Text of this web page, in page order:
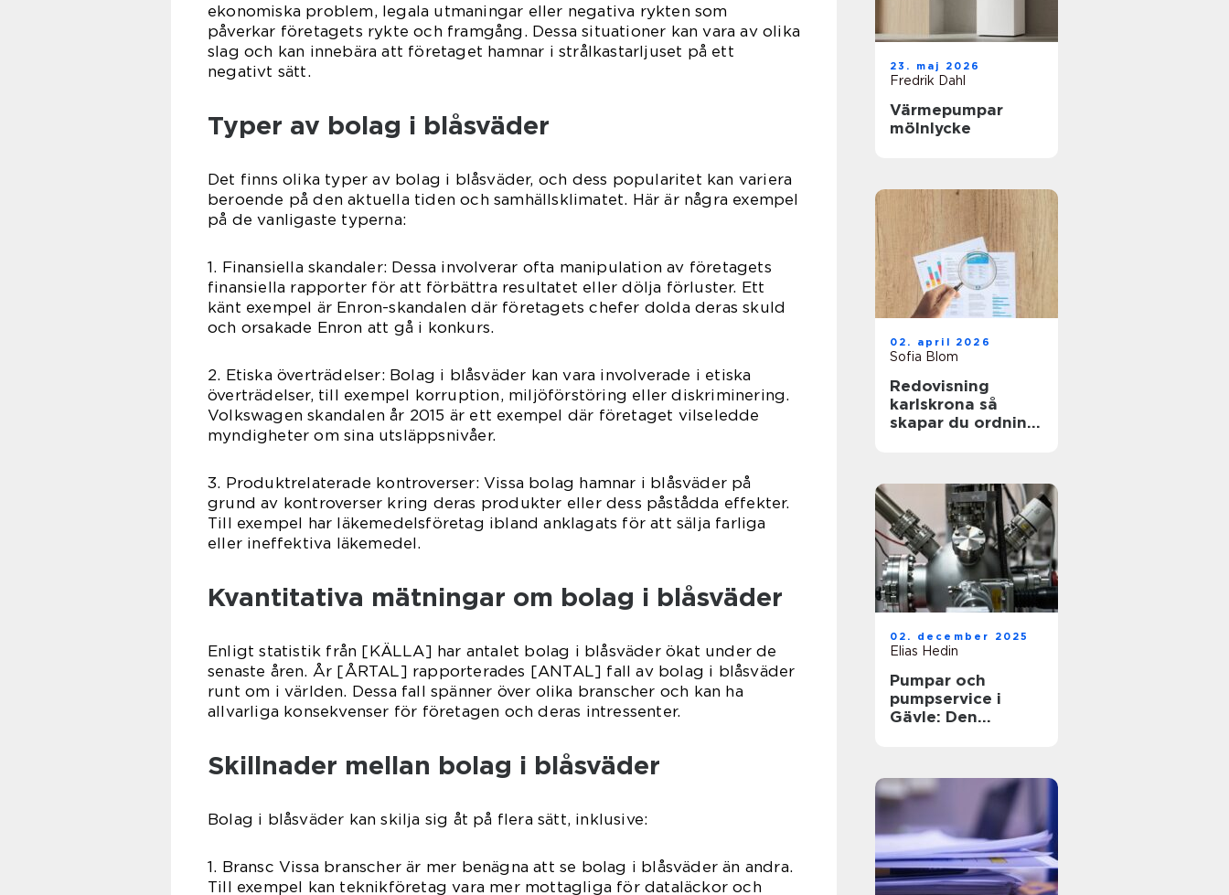
ekonomiska problem, legala utmaningar eller negativa rykten som
påverkar företagets rykte och framgång. Dessa situationer kan vara av olika
slag och kan innebära att företaget hamnar i strålkastarljuset på ett
negativt sätt.
Typer av bolag i blåsväder
Det finns olika typer av bolag i blåsväder, och dess popularitet kan variera
beroende på den aktuella tiden och samhällsklimatet. Här är några exempel
på de vanligaste typerna:
1. Finansiella skandaler: Dessa involverar ofta manipulation av företagets
finansiella rapporter för att förbättra resultatet eller dölja förluster. Ett
känt exempel är Enron-skandalen där företagets chefer dolda deras skuld
och orsakade Enron att gå i konkurs.
2. Etiska överträdelser: Bolag i blåsväder kan vara involverade i etiska
överträdelser, till exempel korruption, miljöförstöring eller diskriminering.
Volkswagen skandalen år 2015 är ett exempel där företaget vilseledde
myndigheter om sina utsläppsnivåer.
3. Produktrelaterade kontroverser: Vissa bolag hamnar i blåsväder på
grund av kontroverser kring deras produkter eller dess påstådda effekter.
Till exempel har läkemedelsföretag ibland anklagats för att sälja farliga
eller ineffektiva läkemedel.
Kvantitativa mätningar om bolag i blåsväder
Enligt statistik från [KÄLLA] har antalet bolag i blåsväder ökat under de
senaste åren. År [ÅRTAL] rapporterades [ANTAL] fall av bolag i blåsväder
runt om i världen. Dessa fall spänner över olika branscher och kan ha
allvarliga konsekvenser för företagen och deras intressenter.
Skillnader mellan bolag i blåsväder
Bolag i blåsväder kan skilja sig åt på flera sätt, inklusive:
1. Bransc Vissa branscher är mer benägna att se bolag i blåsväder än andra.
Till exempel kan teknikföretag vara mer mottagliga för dataläckor och
23. maj 2026
Fredrik Dahl
Värmepumpar
mölnlycke
02. april 2026
Sofia Blom
Redovisning
karlskrona så
skapar du ordning
02. december 2025
Elias Hedin
Pumpar och
pumpservice i
Gävle: Den